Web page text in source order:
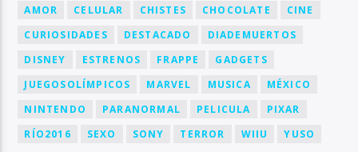
AMOR CELULAR CHISTES CHOCOLATE
CINE
CURIOSIDADES
DESTACADO
DIADEMUERTOS
DISNEY
ESTRENOS FRAPPE
GADGETS
JUEGOSOLÍMPICOS
MARVEL MUSICA
MÉXICO
NINTENDO
PARANORMAL PELICULA
PIXAR
RÍO2016
SEXO SONY TERROR WIIU YUSO